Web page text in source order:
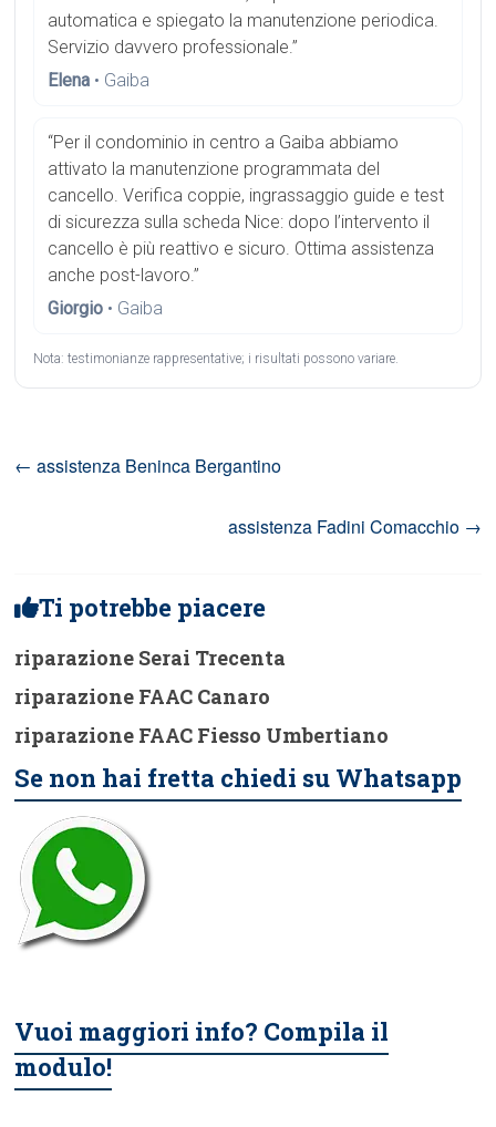
automatica e spiegato la manutenzione periodica.
Servizio davvero professionale.”
Elena • Gaiba
“Per il condominio in centro a Gaiba abbiamo
attivato la manutenzione programmata del
cancello. Verifica coppie, ingrassaggio guide e test
di sicurezza sulla scheda Nice: dopo l’intervento il
cancello è più reattivo e sicuro. Ottima assistenza
anche post-lavoro.”
Giorgio • Gaiba
Nota: testimonianze rappresentative; i risultati possono variare.
← assistenza Beninca Bergantino
assistenza Fadini Comacchio →
Ti potrebbe piacere
riparazione Serai Trecenta
riparazione FAAC Canaro
riparazione FAAC Fiesso Umbertiano
Se non hai fretta chiedi su Whatsapp
Vuoi maggiori info? Compila il
modulo!